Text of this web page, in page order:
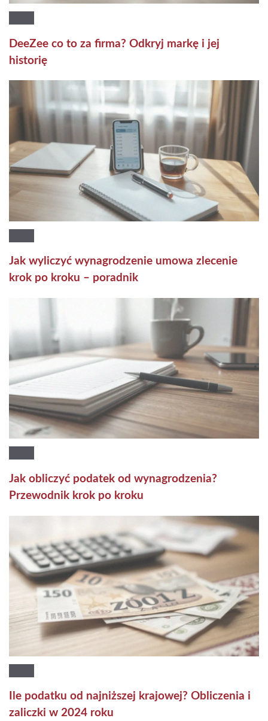
DeeZee co to za firma? Odkryj markę i jej
historię
Jak wyliczyć wynagrodzenie umowa zlecenie
krok po kroku – poradnik
Jak obliczyć podatek od wynagrodzenia?
Przewodnik krok po kroku
Ile podatku od najniższej krajowej? Obliczenia i
zaliczki w 2024 roku